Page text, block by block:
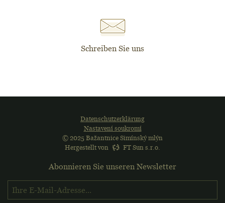
Schreiben Sie uns
Datenschutzerklärung
Nastavení soukromí
© 2025 Bažantnice Simínský mlýn
Hergestellt von
FT Sun s.r.o.
Abonnieren Sie unseren Newsletter